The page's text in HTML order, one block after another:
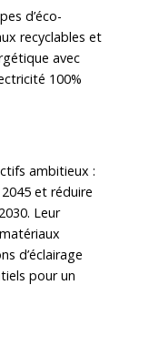
d’éco-
recyclables et
avec
100%
ambitieux :
et réduire
Leur
d’éclairage
pour un